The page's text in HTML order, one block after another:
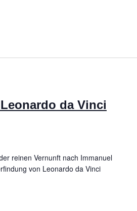
da Vinci
reinen Vernunft nach Immanuel
von Leonardo da Vinci